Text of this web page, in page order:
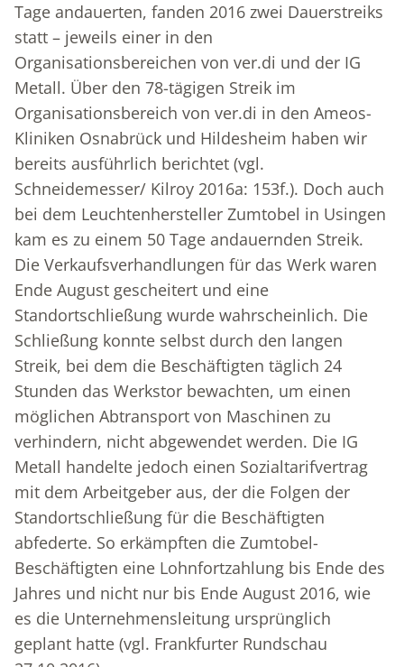
Tage andauerten, fanden 2016 zwei Dauerstreiks
statt – jeweils einer in den
Organisationsbereichen von ver.di und der IG
Metall. Über den 78-tägigen Streik im
Organisationsbereich von ver.di in den Ameos-
Kliniken Osnabrück und Hildesheim haben wir
bereits ausführlich berichtet (vgl.
Schneidemesser/ Kilroy 2016a: 153f.). Doch auch
bei dem Leuchtenhersteller Zumtobel in Usingen
kam es zu einem 50 Tage andauernden Streik.
Die Verkaufsverhandlungen für das Werk waren
Ende August gescheitert und eine
Standortschließung wurde wahrscheinlich. Die
Schließung konnte selbst durch den langen
Streik, bei dem die Beschäftigten täglich 24
Stunden das Werkstor bewachten, um einen
möglichen Abtransport von Maschinen zu
verhindern, nicht abgewendet werden. Die IG
Metall handelte jedoch einen Sozialtarifvertrag
mit dem Arbeitgeber aus, der die Folgen der
Standortschließung für die Beschäftigten
abfederte. So erkämpften die Zumtobel-
Beschäftigten eine Lohnfortzahlung bis Ende des
Jahres und nicht nur bis Ende August 2016, wie
es die Unternehmensleitung ursprünglich
geplant hatte (vgl. Frankfurter Rundschau